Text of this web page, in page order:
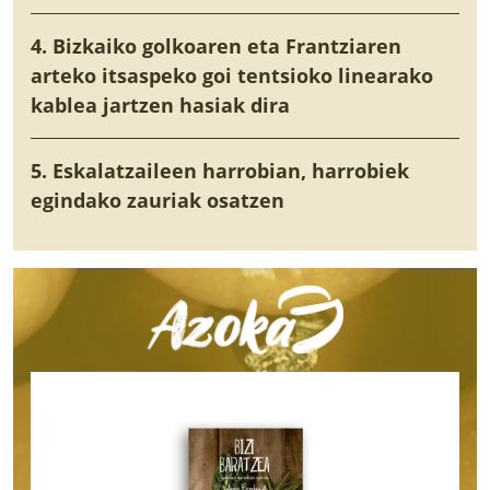
4. Bizkaiko golkoaren eta Frantziaren
arteko itsaspeko goi tentsioko linearako
kablea jartzen hasiak dira
5. Eskalatzaileen harrobian, harrobiek
egindako zauriak osatzen